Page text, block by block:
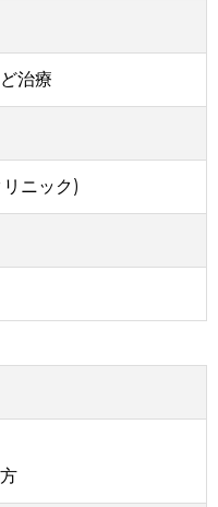
治療
ニック)